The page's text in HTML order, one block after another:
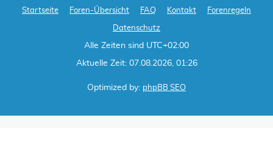
Startseite Foren-Übersicht FAQ Kontakt Forenregeln
Datenschutz
Alle Zeiten sind UTC+02:00
Aktuelle Zeit: 07.08.2026, 01:26
Optimized by: phpBB SEO